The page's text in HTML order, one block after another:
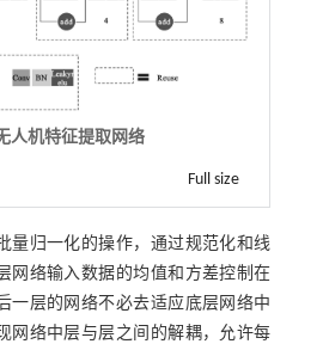
人机特征提取网络
Full size
量归一化的操作，通过规范化和线
网络输入数据的均值和方差控制在
一层的网络不必去适应底层网络中
网络中层与层之间的解耦，允许每